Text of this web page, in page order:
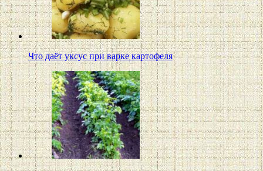
Что даёт уксус при варке картофеля